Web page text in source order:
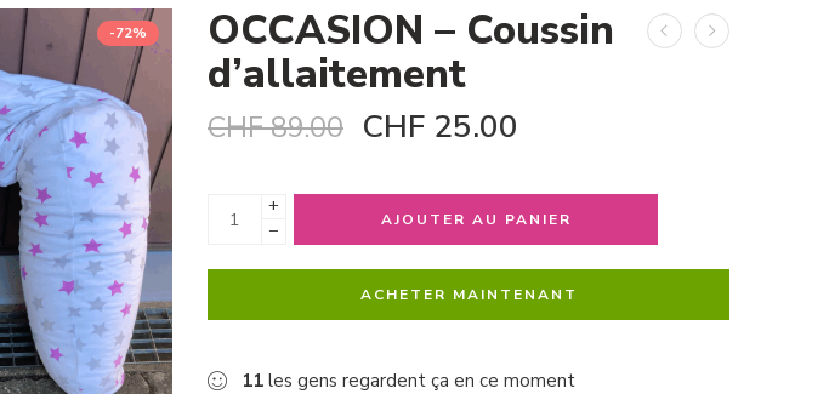
-72% OCCASION – Coussin
d’allaitement
CHF89.00 CHF 25.00
+
−
AJOUTER AU PANIER
ACHETER MAINTENANT
11 les gens regardent ça en ce moment